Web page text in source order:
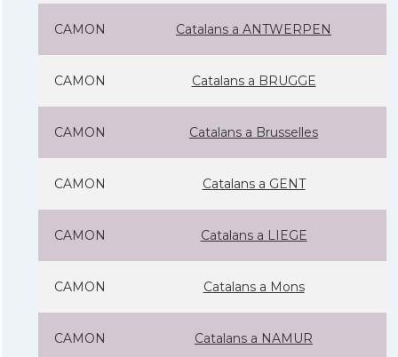
CAMON Catalans a ANTWERPEN
CAMON Catalans a BRUGGE
CAMON Catalans a Brusselles
CAMON Catalans a GENT
CAMON Catalans a LIEGE
CAMON Catalans a Mons
CAMON Catalans a NAMUR